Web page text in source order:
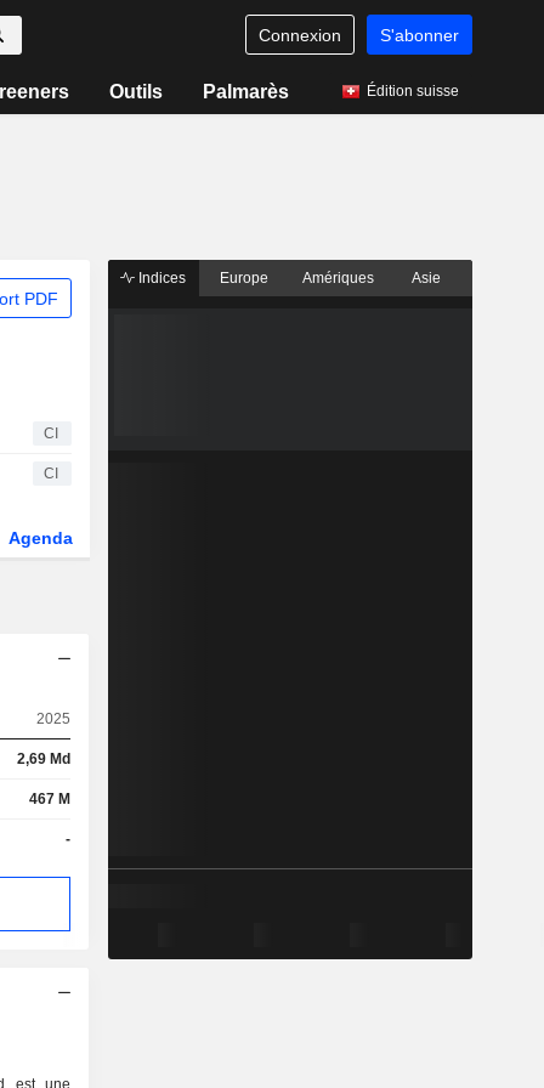
Connexion S'abonner
Outils Palmarès Édition suisse
PDF
CI
CI
Agenda
2025
2,69 Md
467 M
-
est une
Indices Europe Amériques Asie